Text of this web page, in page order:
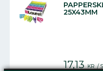
25X43MM
17,13 KR /